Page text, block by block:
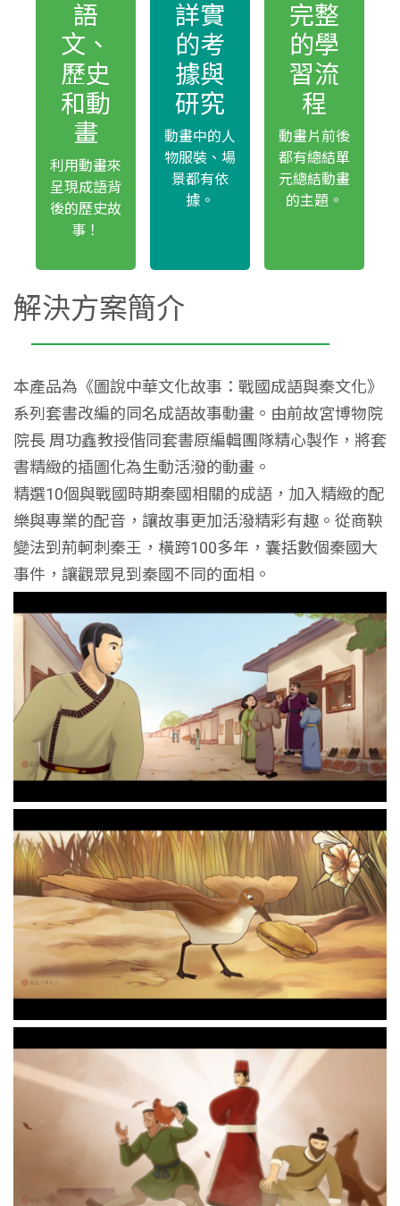
語
文、
歷史
和動
畫
利用動畫來
呈現成語背
後的歷史故
事！
詳實
的考
據與
研究
動畫中的人
物服裝、場
景都有依
據。
完整
的學
習流
程
動畫片前後
都有總結單
元總結動畫
的主題。
解決方案簡介
本產品為《圖說中華文化故事：戰國成語與秦文化》
系列套書改編的同名成語故事動畫。由前故宮博物院
院長 周功鑫教授偕同套書原編輯團隊精心製作，將套
書精緻的插圖化為生動活潑的動畫。
精選10個與戰國時期秦國相關的成語，加入精緻的配
樂與專業的配音，讓故事更加活潑精彩有趣。從商鞅
變法到荊軻刺秦王，橫跨100多年，囊括數個秦國大
事件，讓觀眾見到秦國不同的面相。